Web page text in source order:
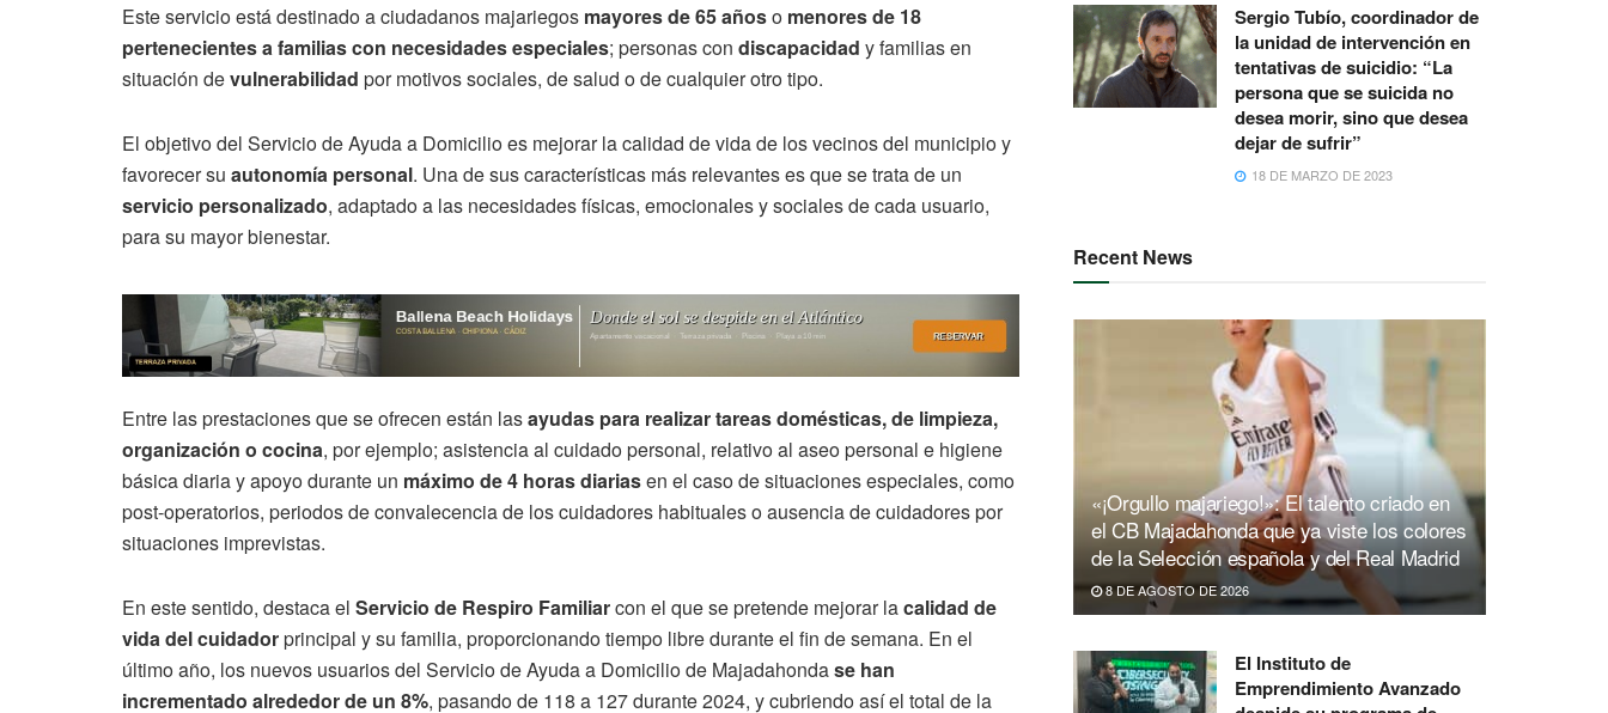
Este servicio está destinado a ciudadanos majariegos mayores de 65 añoso menores de 18
pertenecientes a familias con necesidades especiales; personas con discapacidad y familias en
situación devulnerabilidad por motivos sociales, de salud o de cualquier otro tipo.
El objetivo del Servicio de Ayuda a Domicilio es mejorar la calidad de vida de los vecinos del municipio y
favorecer su autonomía personal. Una de sus características más relevantes es que se trata de un
servicio personalizado, adaptado a las necesidades físicas, emocionales y sociales de cada usuario,
para su mayor bienestar.
Entre las prestaciones que se ofrecen están lasayudas para realizar tareas domésticas, de limpieza,
organización o cocina, por ejemplo; asistencia al cuidado personal, relativo al aseo personal e higiene
básica diaria y apoyo durante un máximo de 4 horas diariasen el caso de situaciones especiales, como
post-operatorios, periodos de convalecencia de los cuidadores habituales o ausencia de cuidadores por
situaciones imprevistas.
En este sentido, destaca el Servicio de Respiro Familiarcon el que se pretende mejorar lacalidad de
vida del cuidadorprincipal y su familia, proporcionando tiempo libre durante el fin de semana. En el
último año, los nuevos usuarios del Servicio de Ayuda a Domicilio de Majadahondase han
incrementado alrededor de un 8%, pasando de 118 a 127 durante 2024, y cubriendo así el total de la
Sergio Tubío, coordinador de
la unidad de intervención en
tentativas de suicidio: “La
persona que se suicida no
desea morir, sino que desea
dejar de sufrir”
18 DE MARZO DE 2023
Recent News
«¡Orgullo majariego!»: El talento criado en
el CB Majadahonda que ya viste los colores
de la Selección española y del Real Madrid
8 DE AGOSTO DE 2026
El Instituto de
Emprendimiento Avanzado